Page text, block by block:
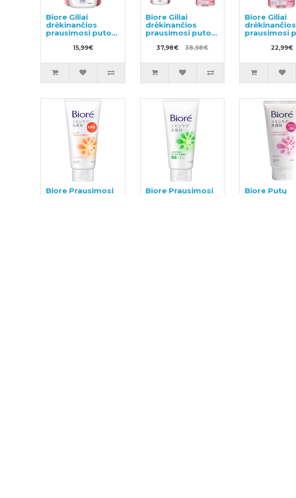
Biore Giliai
drėkinančios
prausimosi putos
15,99€
Biore Giliai
drėkinančios
prausimosi putos
200ml + užpildas
340ml
37,98€ 38,98€
Biore Giliai
drėkinančios
prausimosi
užpildas
22,99€
Biore Prausimosi
Biore Prausimosi
Biore Putų